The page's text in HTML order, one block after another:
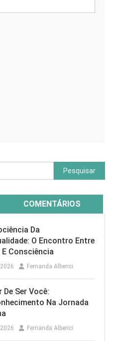
Pesquisar
por:
COMENTÁRIOS
Da
O Encontro Entre
E Consciência
Fernanda Alberici
De Ser Você:
Na Jornada
Fernanda Alberici